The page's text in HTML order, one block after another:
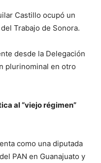
Castillo ocupó un
Trabajo de Sonora.
desde la Delegación
plurinominal en otro
al“viejo régimen”
como una diputada
PAN en Guanajuato y